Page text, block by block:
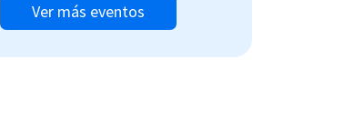
Ver más eventos